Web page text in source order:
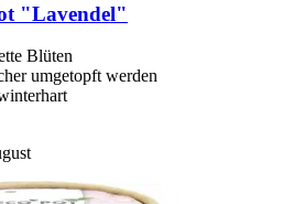
"Lavendel"
Blüten
umgetopft werden